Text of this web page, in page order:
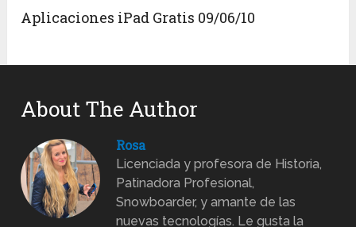
Aplicaciones iPad Gratis 09/06/10
About The Author
Rosa
Licenciada y profesora de Historia,
Patinadora Profesional,
Snowboarder, y amante de las
nuevas tecnologías. Le gusta la